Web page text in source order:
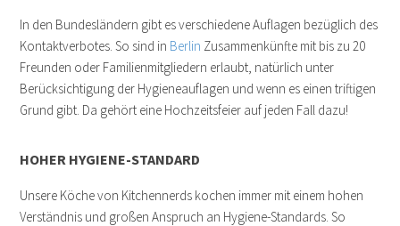
In den Bundesländern gibt es verschiedene Auflagen bezüglich des
Kontaktverbotes. So sind in Berlin Zusammenkünfte mit bis zu 20
Freunden oder Familienmitgliedern erlaubt, natürlich unter
Berücksichtigung der Hygieneauflagen und wenn es einen triftigen
Grund gibt. Da gehört eine Hochzeitsfeier auf jeden Fall dazu!
HOHER HYGIENE-STANDARD
Unsere Köche von Kitchennerds kochen immer mit einem hohen
Verständnis und großen Anspruch an Hygiene-Standards. So